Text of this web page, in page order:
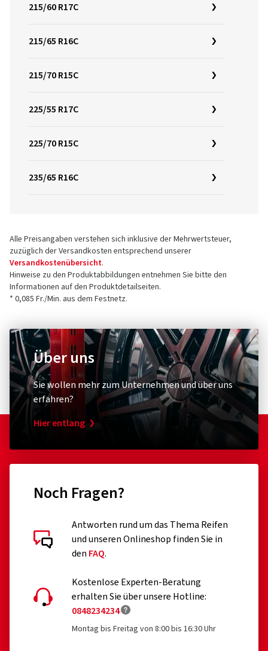
215/60 R17C
215/65 R16C
215/70 R15C
225/55 R17C
225/70 R15C
235/65 R16C
Alle Preisangaben verstehen sich inklusive der Mehrwertsteuer,
zuzüglich der Versandkosten entsprechend unserer
Versandkostenübersicht.
Hinweise zu den Produktabbildungen entnehmen Sie bitte den
Informationen auf den Produktdetailseiten.
* 0,085 Fr./Min. aus dem Festnetz.
Über uns
Sie wollen mehr zum Unternehmen und über uns
erfahren?
Hier entlang
Noch Fragen?
Antworten rund um das Thema Reifen
und unseren Onlineshop finden Sie in
den FAQ.
Kostenlose Experten-Beratung
erhalten Sie über unsere Hotline:
0848234234
Montag bis Freitag von 8:00 bis 16:30 Uhr